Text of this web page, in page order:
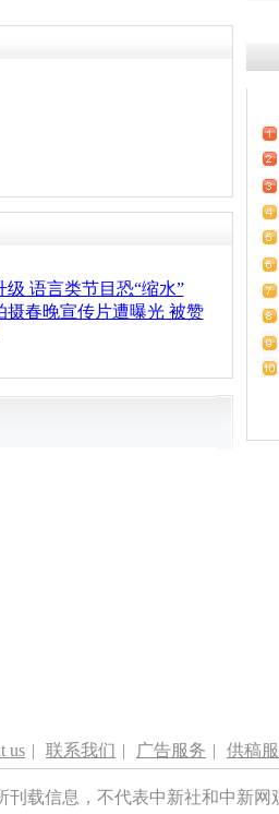
级 语言类节目恐“缩水”
摄春晚宣传片遭曝光 被赞
us | 联系我们 | 广告服务 | 供稿
刊载信息，不代表中新社和中新网